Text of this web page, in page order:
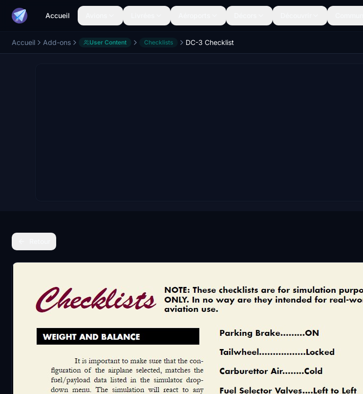
Accueil
Accueil Add-ons User Content Checklists DC-3 Checklist